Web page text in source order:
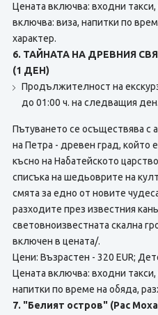
Цената включва: входни
включва: виза, напитки по
характер.
6. ТАЙНАТА НА ДРЕВНИЯ
(1 ДЕН)
Продължителност на
до 01:00 ч. на следващия ден.
Пътуването се осъществява с
на Петра - древен град, който
късно на Набатейското
списъка на шедьоврите на
смята за едно от новите
разходите през известния
световноизвестната скална
включен в цената/.
Цени: Възрастен - 320 EUR;
Цената включва: входни
напитки по време на обяда,
7. "Белият остров" (Рас